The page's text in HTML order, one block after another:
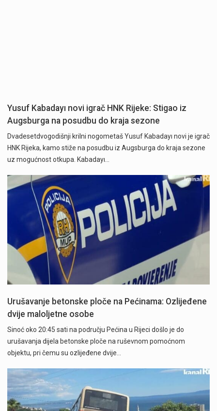
Yusuf Kabadayı novi igrač HNK Rijeke: Stigao iz
Augsburga na posudbu do kraja sezone
Dvadesetdvogodišnji krilni nogometaš Yusuf Kabadayı novi je igrač
HNK Rijeka, kamo stiže na posudbu iz Augsburga do kraja sezone
uz mogućnost otkupa. Kabadayı…
Urušavanje betonske ploče na Pećinama: Ozlijeđene
dvije maloljetne osobe
Sinoć oko 20:45 sati na području Pećina u Rijeci došlo je do
urušavanja dijela betonske ploče na ruševnom pomoćnom
objektu, pri čemu su ozlijeđene dvije…